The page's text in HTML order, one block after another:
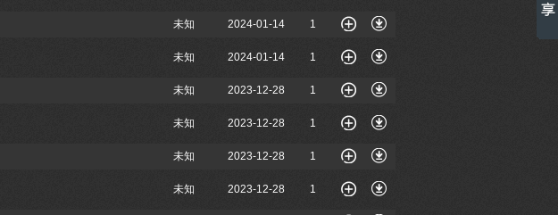
未知 2024-01-14 1
未知 2024-01-14 1
未知 2023-12-28 1
未知 2023-12-28 1
未知 2023-12-28 1
未知 2023-12-28 1